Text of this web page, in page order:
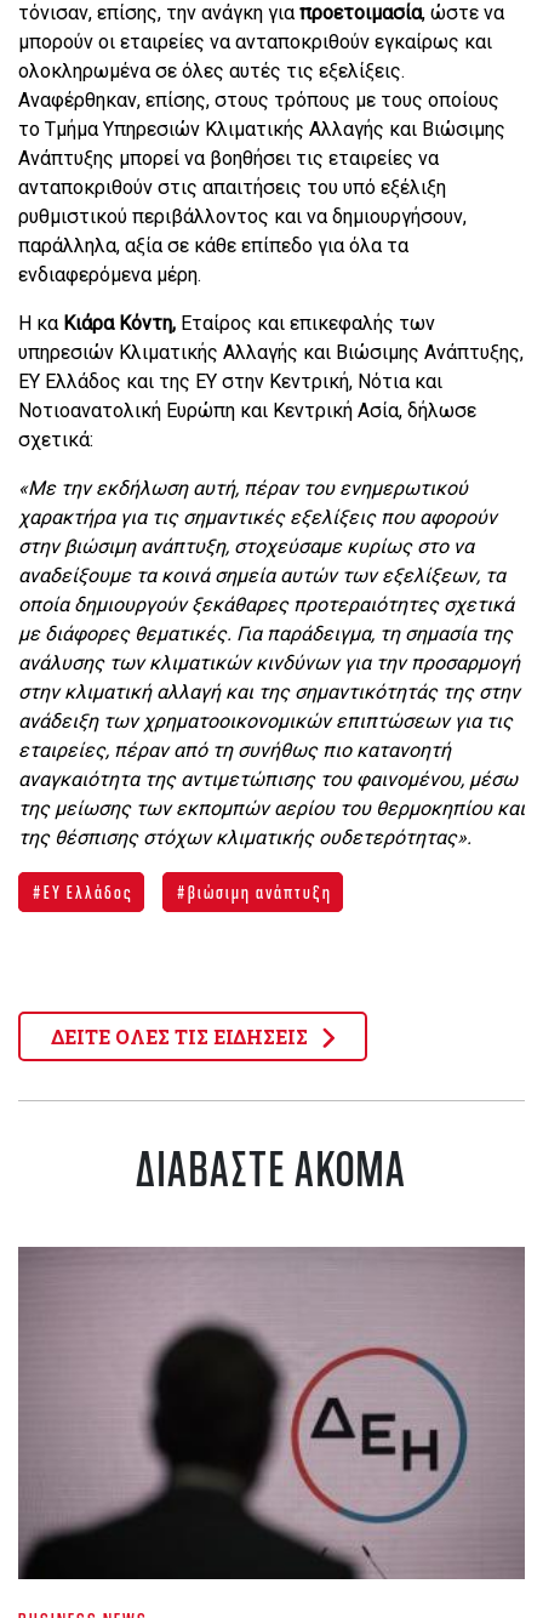
τόνισαν, επίσης, την ανάγκη γιαπροετοιμασία, ώστε να
μπορούν οι εταιρείες να ανταποκριθούν εγκαίρως και
ολοκληρωμένα σε όλες αυτές τις εξελίξεις.
Αναφέρθηκαν, επίσης, στους τρόπους με τους οποίους
το Τμήμα Υπηρεσιών Κλιματικής Αλλαγής και Βιώσιμης
Ανάπτυξης μπορεί να βοηθήσει τις εταιρείες να
ανταποκριθούν στις απαιτήσεις του υπό εξέλιξη
ρυθμιστικού περιβάλλοντος και να δημιουργήσουν,
παράλληλα, αξία σε κάθε επίπεδο για όλα τα
ενδιαφερόμενα μέρη.
Η κα Κιάρα Κόντη, Εταίρος και επικεφαλής των
υπηρεσιών Κλιματικής Αλλαγής και Βιώσιμης Ανάπτυξης,
ΕΥ Ελλάδος και της ΕΥ στην Κεντρική, Νότια και
Νοτιοανατολική Ευρώπη και Κεντρική Ασία, δήλωσε
σχετικά:
«Με την εκδήλωση αυτή, πέραν του ενημερωτικού
χαρακτήρα για τις σημαντικές εξελίξεις που αφορούν
στην βιώσιμη ανάπτυξη, στοχεύσαμε κυρίως στο να
αναδείξουμε τα κοινά σημεία αυτών των εξελίξεων, τα
οποία δημιουργούν ξεκάθαρες προτεραιότητες σχετικά
με διάφορες θεματικές. Για παράδειγμα, τη σημασία της
ανάλυσης των κλιματικών κινδύνων για την προσαρμογή
στην κλιματική αλλαγή και της σημαντικότητάς της στην
ανάδειξη των χρηματοοικονομικών επιπτώσεων για τις
εταιρείες, πέραν από τη συνήθως πιο κατανοητή
αναγκαιότητα της αντιμετώπισης του φαινομένου, μέσω
της μείωσης των εκπομπών αερίου του θερμοκηπίου και
της θέσπισης στόχων κλιματικής ουδετερότητας».
EY Ελλάδος βιώσιμη ανάπτυξη
ΔΕΙΤΕ ΟΛΕΣ ΤΙΣ ΕΙΔΗΣΕΙΣ
ΔΙΑΒΑΣΤΕ ΑΚΟΜΑ